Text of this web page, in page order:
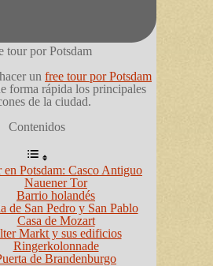
tour por Potsdam
un free tour por Potsdam
forma rápida los principales
de la ciudad.
Contenidos
en Potsdam: Casco Antiguo
Nauener Tor
Barrio holandés
de San Pedro y San Pablo
Casa de Mozart
Markt y sus edificios
Ringerkolonnade
de Brandenburgo